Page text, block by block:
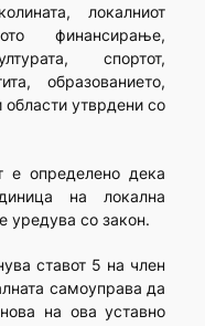
локалниот
финансирање,
спортот,
образованието,
области утврдени со
е определено дека
на локална
уредува со закон.
ставот 5 на член
самоуправа да
на ова уставно